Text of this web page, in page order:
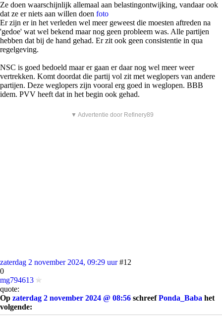
Ze doen waarschijnlijk allemaal aan belastingontwijking, vandaar ook
dat ze er niets aan willen doen foto
Er zijn er in het verleden wel meer geweest die moesten aftreden na
'gedoe' wat wel bekend maar nog geen probleem was. Alle partijen
hebben dat bij de hand gehad. Er zit ook geen consistentie in qua
regelgeving.
NSC is goed bedoeld maar er gaan er daar nog wel meer weer
vertrekken. Komt doordat die partij vol zit met weglopers van andere
partijen. Deze weglopers zijn vooral erg goed in weglopen. BBB
idem. PVV heeft dat in het begin ook gehad.
▼ Advertentie door Refinery89
zaterdag 2 november 2024, 09:29 uur #12
0
mg794613
quote:
Op zaterdag 2 november 2024 @ 08:56 schreefPonda_Baba het
volgende: